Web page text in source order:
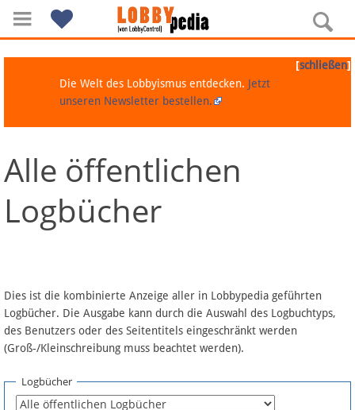
Navigation
Über Lobbypedia
Artikel nach Kategorien
FAQ
Fördermitglied werden
[schließen]
Die Welt des Lobbyismus entdecken. Jetzt
unseren Newsletter bestellen.
Alle öffentlichen
Logbücher
Dies ist die kombinierte Anzeige aller in Lobbypedia geführten
Logbücher. Die Ausgabe kann durch die Auswahl des Logbuchtyps,
des Benutzers oder des Seitentitels eingeschränkt werden
(Groß-/Kleinschreibung muss beachtet werden).
Logbücher